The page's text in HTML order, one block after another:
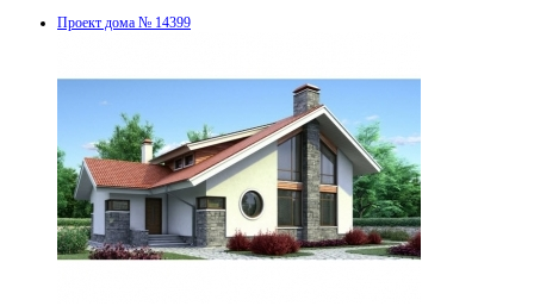
Проект дома № 14399